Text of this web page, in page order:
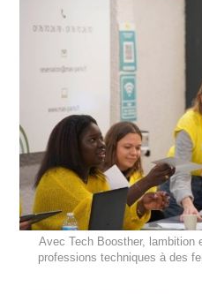
Avec Tech Boosther,
professions techniques à des